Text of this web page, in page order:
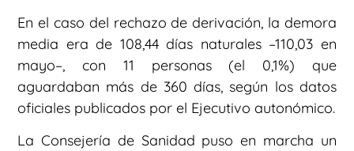
En el caso del rechazo de derivación, la demora
media era de 108,44 días naturales –110,03 en
mayo–, con 11 personas (el 0,1%) que
aguardaban más de 360 días, según los datos
oficiales publicados por el Ejecutivo autonómico.
La Consejería de Sanidad puso en marcha un